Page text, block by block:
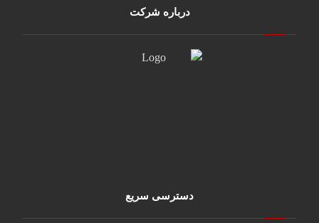
درباره شرکت
دسترسی سریع